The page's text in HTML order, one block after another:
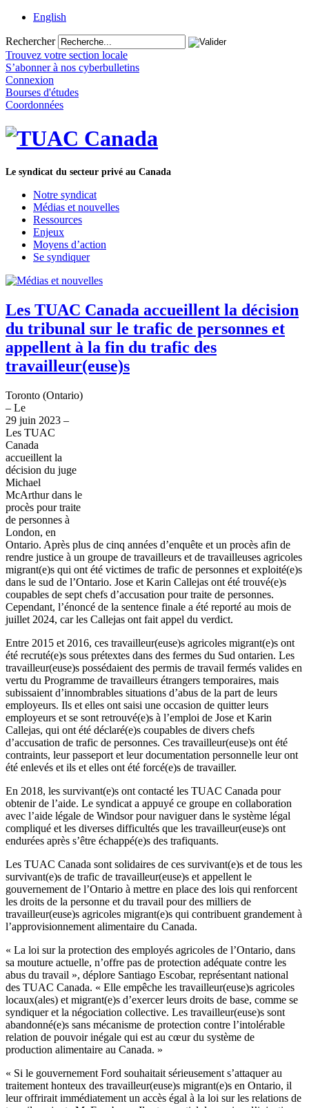
English
Rechercher
Trouvez votre section locale
S’abonner à nos cyberbulletins
Connexion
Bourses d'études
Coordonnées
Le syndicat du secteur privé au Canada
Notre syndicat
Médias et nouvelles
Ressources
Enjeux
Moyens d’action
Se syndiquer
Les TUAC Canada accueillent la décision
du tribunal sur le trafic de personnes et
appellent à la fin du trafic des
travailleur(euse)s
Toronto (Ontario)
– Le
29 juin 2023 –
Les TUAC
Canada
accueillent la
décision du juge
Michael
McArthur dans le
procès pour traite
de personnes à
London, en
Ontario. Après plus de cinq années d’enquête et un procès afin de
rendre justice à un groupe de travailleurs et de travailleuses agricoles
migrant(e)s qui ont été victimes de trafic de personnes et exploité(e)s
dans le sud de l’Ontario. Jose et Karin Callejas ont été trouvé(e)s
coupables de sept chefs d’accusation pour traite de personnes.
Cependant, l’énoncé de la sentence finale a été reporté au mois de
juillet 2024, car les Callejas ont fait appel du verdict.
Entre 2015 et 2016, ces travailleur(euse)s agricoles migrant(e)s ont
été recruté(e)s sous prétextes dans des fermes du Sud ontarien. Les
travailleur(euse)s possédaient des permis de travail fermés valides en
vertu du Programme de travailleurs étrangers temporaires, mais
subissaient d’innombrables situations d’abus de la part de leurs
employeurs. Ils et elles ont saisi une occasion de quitter leurs
employeurs et se sont retrouvé(e)s à l’emploi de Jose et Karin
Callejas, qui ont été déclaré(e)s coupables de divers chefs
d’accusation de trafic de personnes. Ces travailleur(euse)s ont été
contraints, leur passeport et leur documentation personnelle leur ont
été enlevés et ils et elles ont été forcé(e)s de travailler.
En 2018, les survivant(e)s ont contacté les TUAC Canada pour
obtenir de l’aide. Le syndicat a appuyé ce groupe en collaboration
avec l’aide légale de Windsor pour naviguer dans le système légal
compliqué et les diverses difficultés que les travailleur(euse)s ont
endurées après s’être échappé(e)s des trafiquants.
Les TUAC Canada sont solidaires de ces survivant(e)s et de tous les
survivant(e)s de trafic de travailleur(euse)s et appellent le
gouvernement de l’Ontario à mettre en place des lois qui renforcent
les droits de la personne et du travail pour des milliers de
travailleur(euse)s agricoles migrant(e)s qui contribuent grandement à
l’approvisionnement alimentaire du Canada.
« La loi sur la protection des employés agricoles de l’Ontario, dans
sa mouture actuelle, n’offre pas de protection adéquate contre les
abus du travail », déplore Santiago Escobar, représentant national
des TUAC Canada. « Elle empêche les travailleur(euse)s agricoles
locaux(ales) et migrant(e)s d’exercer leurs droits de base, comme se
syndiquer et la négociation collective. Les travailleur(euse)s sont
abandonné(e)s sans mécanisme de protection contre l’intolérable
relation de pouvoir inégale qui est au cœur du système de
production alimentaire au Canada. »
« Si le gouvernement Ford souhaitait sérieusement s’attaquer au
traitement honteux des travailleur(euse)s migrant(e)s en Ontario, il
leur offrirait immédiatement un accès égal à la loi sur les relations de